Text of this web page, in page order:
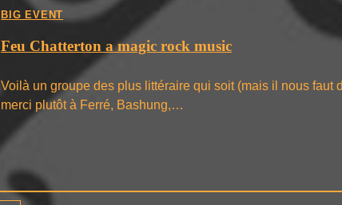
BIG EVENT
Feu Chatterton a magic rock music
Voilà un groupe des plus littéraire qui soit (mais il nous faut
merci plutôt à Ferré, Bashung,…